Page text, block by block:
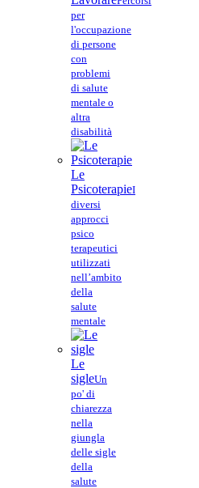
per
l'occupazione
di persone
con
problemi
di salute
mentale o
altra
disabilità
Le
PsicoterapieI
diversi
approcci
psico
terapeutici
utilizzati
nell’ambito
della
salute
mentale
Le
sigleUn
po' di
chiarezza
nella
giungla
delle sigle
della
salute